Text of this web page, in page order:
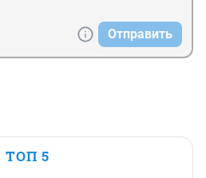
Отправить
ТОП 5